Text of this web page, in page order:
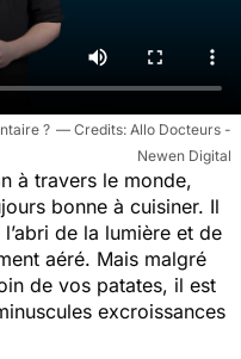
?
Allo Docteurs -
Newen Digital
à travers le monde,
bonne à cuisiner. Il
de la lumière et de
aéré. Mais malgré
de vos patates, il est
excroissances